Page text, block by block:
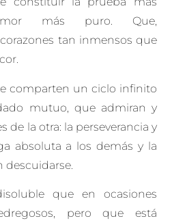
más puro. Que,
tan inmensos que
comparten un ciclo infinito
mutuo, que admiran y
de la otra: la perseverancia y
absoluta a los demás y la
descuidarse.
que en ocasiones
pero que está